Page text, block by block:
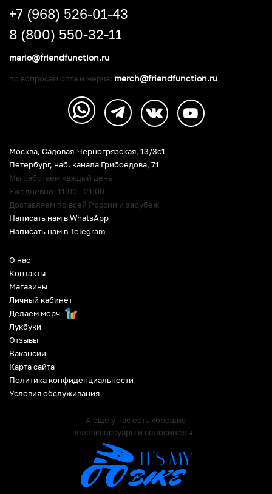
О нас
Контакты
Магазины
Личный кабинет
Делаем мерч
Лукбуки
Отзывы
Вакансии
Карта сайта
Политика конфиденциальности
Условия обслуживания
А ещё у нас есть хорошие
велоаксессуары и велосипеды —
Москва, Садовая-Черногрязская, 13/3c1
Петербург, наб. канала Грибоедова, 71
Мы работаем каждый день
Ежедневно: 11:00 - 21:00
Доставляем по всей России и зарубеж
Написать нам в WhatsApp
Написать нам в Telegram
+7 (968) 526-01-43
8 (800) 550-32-11
mario@friendfunction.ru
по вопросам опта и мерча: merch@friendfunction.ru